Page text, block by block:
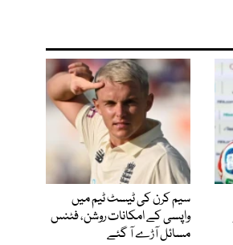
سیم کرن کی ٹیسٹ ٹیم میں
واپسی کے امکانات روشن، فٹنس
مسائل آڑے آ گئے